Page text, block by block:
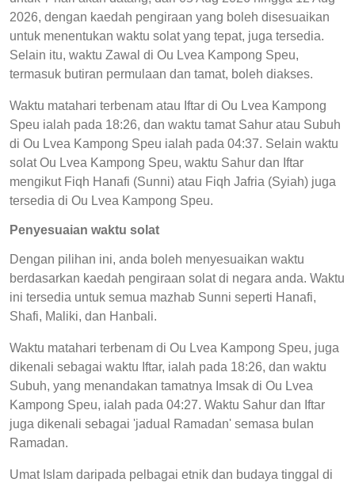
2026, dengan kaedah pengiraan yang boleh disesuaikan
untuk menentukan waktu solat yang tepat, juga tersedia.
Selain itu, waktu Zawal di Ou Lvea Kampong Speu,
termasuk butiran permulaan dan tamat, boleh diakses.
Waktu matahari terbenam atau Iftar di Ou Lvea Kampong
Speu ialah pada 18:26, dan waktu tamat Sahur atau Subuh
di Ou Lvea Kampong Speu ialah pada 04:37. Selain waktu
solat Ou Lvea Kampong Speu, waktu Sahur dan Iftar
mengikut Fiqh Hanafi (Sunni) atau Fiqh Jafria (Syiah) juga
tersedia di Ou Lvea Kampong Speu.
Penyesuaian waktu solat
Dengan pilihan ini, anda boleh menyesuaikan waktu
berdasarkan kaedah pengiraan solat di negara anda. Waktu
ini tersedia untuk semua mazhab Sunni seperti Hanafi,
Shafi, Maliki, dan Hanbali.
Waktu matahari terbenam di Ou Lvea Kampong Speu, juga
dikenali sebagai waktu Iftar, ialah pada 18:26, dan waktu
Subuh, yang menandakan tamatnya Imsak di Ou Lvea
Kampong Speu, ialah pada 04:27. Waktu Sahur dan Iftar
juga dikenali sebagai 'jadual Ramadan' semasa bulan
Ramadan.
Umat Islam daripada pelbagai etnik dan budaya tinggal di